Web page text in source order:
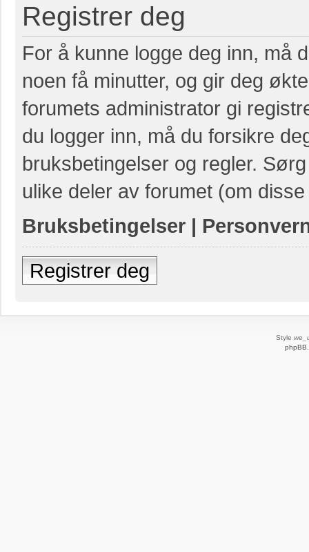
Registrer deg
For å kunne logge deg inn, må
noen få minutter, og gir deg
forumets administrator gi
du logger inn, må du forsikre
bruksbetingelser og regler.
ulike deler av forumet (om
Bruksbetingelser |
Registrer deg
Style